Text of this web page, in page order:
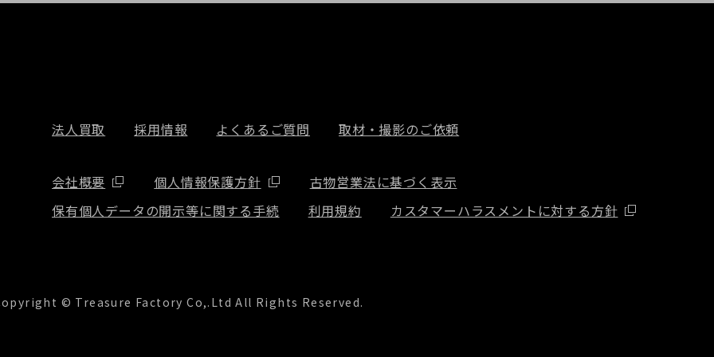
法人買取 採用情報 よくあるご質問 取材・撮影のご依頼
会社概要 個人情報保護方針
古物営業法に基づく表示
保有個人データの開示等に関する手続
利用規約 カスタマーハラスメントに対する方針
© Treasure Factory Co,.Ltd All Rights Reserved.